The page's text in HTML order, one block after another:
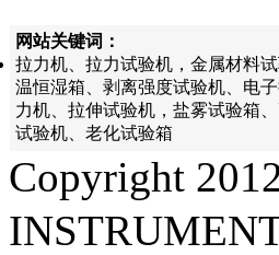
网站关键词：
拉力机、拉力试验机，金属材料
温恒湿箱、剥离强度试验机、电
力机、拉伸试验机，盐雾试验箱
试验机、老化试验箱
Copyright